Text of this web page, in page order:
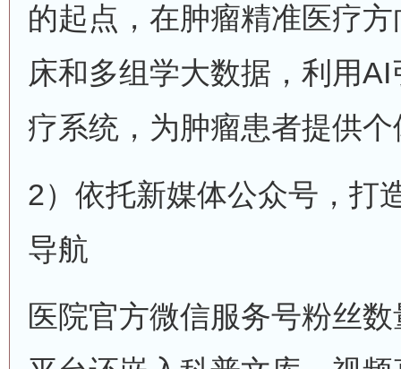
的起点，在肿瘤精准医疗
床和多组学大数据，利用
疗系统，为肿瘤患者提供
2）依托新媒体公众号，打
导航
医院官方微信服务号粉丝